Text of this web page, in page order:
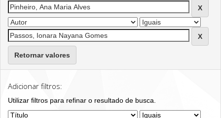
Retornar valores
Adicionar filtros:
Utilizar filtros para refinar o resultado de busca.